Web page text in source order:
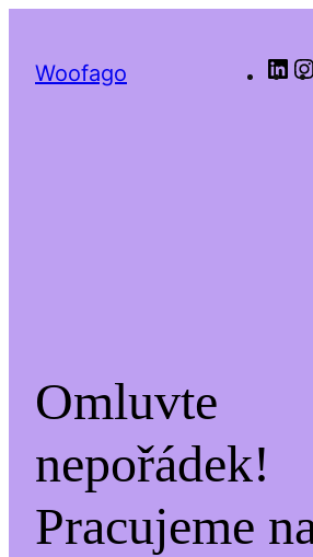
Woofago
Omluvte
nepořádek!
Pracujeme